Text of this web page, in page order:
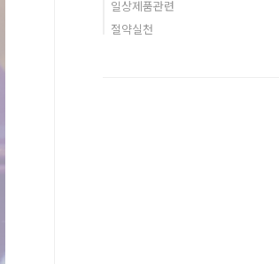
일상제품관련
절약실천